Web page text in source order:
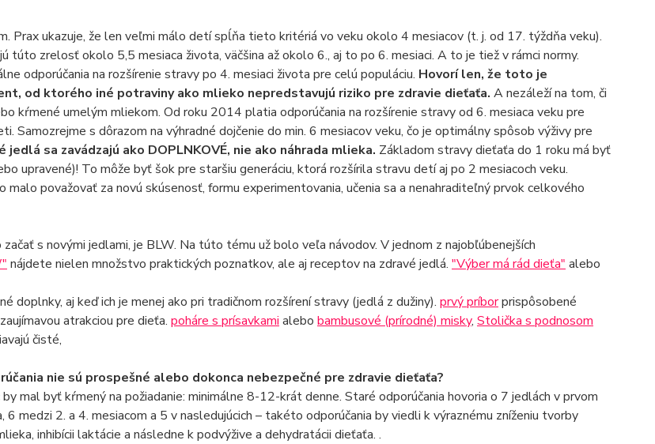
Prax ukazuje, že len veľmi málo detí spĺňa tieto kritériá vo veku okolo 4 mesiacov (t. j. od 17. týždňa veku).
túto zrelosť okolo 5,5 mesiaca života, väčšina až okolo 6., aj to po 6. mesiaci. A to je tiež v rámci normy.
odporúčania na rozšírenie stravy po 4. mesiaci života pre celú populáciu. Hovorí len, že toto je
od ktorého iné potraviny ako mlieko nepredstavujú riziko pre zdravie dieťaťa. A nezáleží na tom, či
kŕmené umelým mliekom. Od roku 2014 platia odporúčania na rozšírenie stravy od 6. mesiaca veku pre
Samozrejme s dôrazom na výhradné dojčenie do min. 6 mesiacov veku, čo je optimálny spôsob výživy pre
jedlá sa zavádzajú ako DOPLNKOVÉ, nie ako náhrada mlieka. Základom stravy dieťaťa do 1 roku má byť
upravené)! To môže byť šok pre staršiu generáciu, ktorá rozšírila stravu detí aj po 2 mesiacoch veku.
malo považovať za novú skúsenosť, formu experimentovania, učenia sa a nenahraditeľný prvok celkového
s novými jedlami, je BLW. Na túto tému už bolo veľa návodov. V jednom z najobľúbenejších
nájdete nielen množstvo praktických poznatkov, ale aj receptov na zdravé jedlá. "Výber má rád dieťa" alebo
doplnky, aj keď ich je menej ako pri tradičnom rozšírení stravy (jedlá z dužiny). prvý príborprispôsobené
atrakciou pre dieťa. poháre s prísavkami alebo bambusové (prírodné) misky, Stolička s podnosom
čisté,
nie sú prospešné alebo dokonca nebezpečné pre zdravie dieťaťa?
mal byť kŕmený na požiadanie: minimálne 8-12-krát denne. Staré odporúčania hovoria o 7 jedlách v prvom
6 medzi 2. a 4. mesiacom a 5 v nasledujúcich – takéto odporúčania by viedli k výraznému zníženiu tvorby
inhibícii laktácie a následne k podvýžive a dehydratácii dieťaťa. .